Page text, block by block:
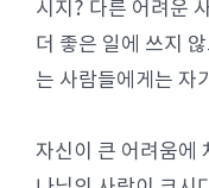
시지? 다른 어려운
더 좋은 일에 쓰지
는 사람들에게는 자
자신이 큰 어려움에